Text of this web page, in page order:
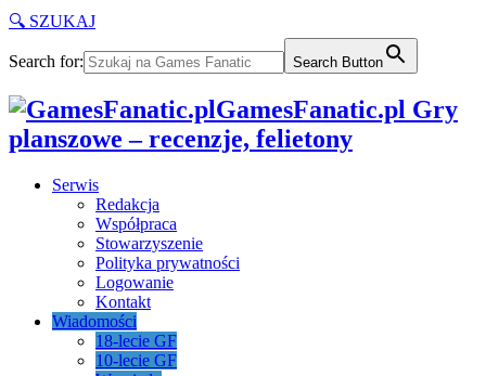
🔍 SZUKAJ
Search for: Search Button
GamesFanatic.pl Gry
planszowe – recenzje, felietony
Serwis
Redakcja
Współpraca
Stowarzyszenie
Polityka prywatności
Logowanie
Kontakt
Wiadomości
18-lecie GF
10-lecie GF